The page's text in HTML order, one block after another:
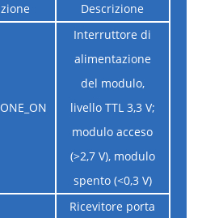
Descrizione
Interruttore di
alimentazione
del modulo,
livello TTL 3,3 V;
modulo acceso
(>2,7 V), modulo
spento (<0,3 V)
Ricevitore porta